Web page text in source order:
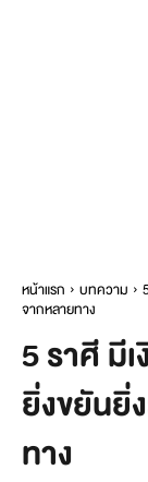
หน้าแรก บทความ
จากหลายทาง
5 ราศี มี
ยิ่งขยันยิ่
ทาง